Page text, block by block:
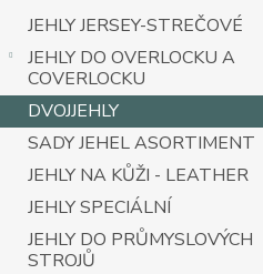
JEHLY JERSEY-STREČOVÉ
JEHLY DO OVERLOCKU A
COVERLOCKU
DVOJJEHLY
SADY JEHEL ASORTIMENT
JEHLY NA KŮŽI - LEATHER
JEHLY SPECIÁLNÍ
JEHLY DO PRŮMYSLOVÝCH
STROJŮ